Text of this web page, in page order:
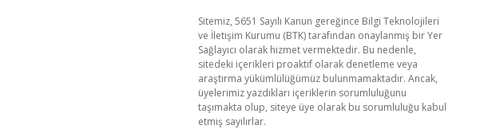
Sitemiz, 5651 Sayılı Kanun gereğince Bilgi Teknolojileri
ve İletişim Kurumu (BTK) tarafından onaylanmış bir Yer
Sağlayıcı olarak hizmet vermektedir. Bu nedenle,
sitedeki içerikleri proaktif olarak denetleme veya
araştırma yükümlülüğümüz bulunmamaktadır. Ancak,
üyelerimiz yazdıkları içeriklerin sorumluluğunu
taşımakta olup, siteye üye olarak bu sorumluluğu kabul
etmiş sayılırlar.